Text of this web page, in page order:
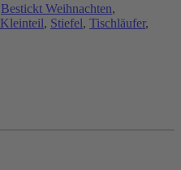
Bestickt Weihnachten,
Kleinteil, Stiefel, Tischläufer,